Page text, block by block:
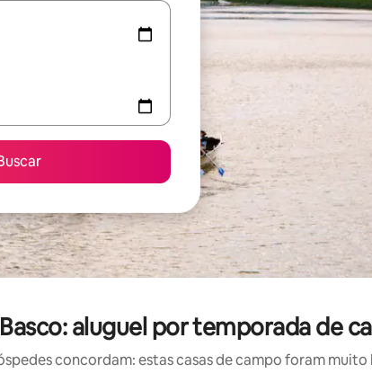
Basco: aluguel por temporada de
concordam: estas casas de campo foram